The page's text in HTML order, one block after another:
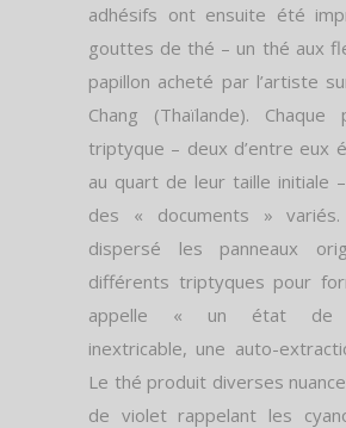
adhésifs ont ensuite été
gouttes de thé – un thé aux
papillon acheté par l’artiste
Chang (Thaïlande). Chaque
triptyque – deux d’entre eux
au quart de leur taille initiale
des « documents » variés.
dispersé les panneaux
différents triptyques pour
appelle « un état de
inextricable, une auto-
Le thé produit diverses
de violet rappelant les